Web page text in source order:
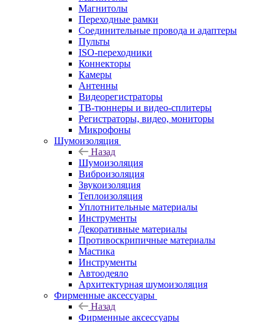
Магнитолы
Переходные рамки
Соединительные провода и адаптеры
Пульты
ISO-переходники
Коннекторы
Камеры
Антенны
Видеорегистраторы
ТВ-тюннеры и видео-сплитеры
Регистраторы, видео, мониторы
Микрофоны
Шумоизоляция
Назад
Шумоизоляция
Виброизоляция
Звукоизоляция
Теплоизоляция
Уплотнительные материалы
Инструменты
Декоративные материалы
Противоскрипичные материалы
Мастика
Инструменты
Автоодеяло
Архитектурная шумоизоляция
Фирменные аксессуары
Назад
Фирменные аксессуары